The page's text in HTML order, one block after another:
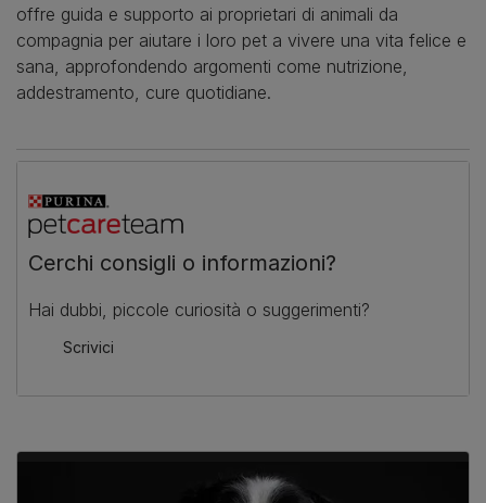
offre guida e supporto ai proprietari di animali da
compagnia per aiutare i loro pet a vivere una vita felice e
sana, approfondendo argomenti come nutrizione,
addestramento, cure quotidiane.
Cerchi consigli o informazioni?
Hai dubbi, piccole curiosità o suggerimenti?
Scrivici